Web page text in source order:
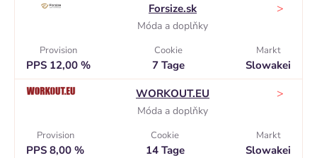
Forsize.sk
Móda a doplňky
>
Provision
PPS 12,00 %
Cookie
7 Tage
Markt
Slowakei
WORKOUT.EU
Móda a doplňky
>
Provision
PPS 8,00 %
Cookie
14 Tage
Markt
Slowakei